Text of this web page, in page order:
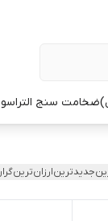
ضخامت سنج
جدیدترینارزان‌ترین